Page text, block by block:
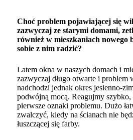
Choć problem pojawiającej się
zazwyczaj ze starymi domami,
również w mieszkaniach nowego
sobie z nim radzić?
Latem okna w naszych domach i
zazwyczaj długo otwarte i
nadchodzi jednak okres jesienno-
podwójną mocą. Reagujmy
pierwsze oznaki problemu. Dużo
zwalczyć, kiedy na ścianach nie
łuszczącej się farby.